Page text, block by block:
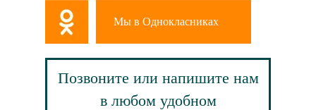
Мы в Однокласниках
Позвоните или напишите нам
в любом удобном